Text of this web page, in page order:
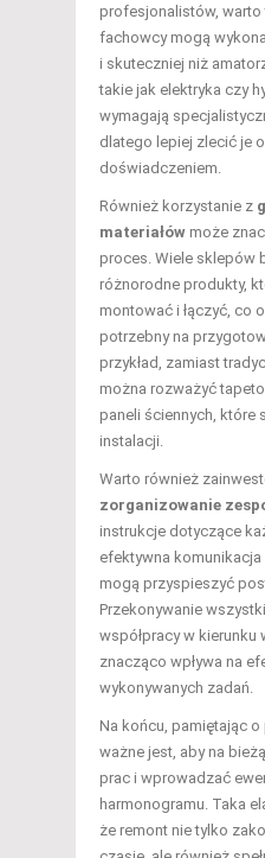
profesjonalistów,
fachowcy mogą
i skuteczniej niż
takie jak elektryka czy
wymagają
dlatego lepiej zlecić je
doświadczeniem.
Również korzystanie z
materiałów może
proces. Wiele sklepów
różnorodne produkty,
montować i łączyć, co
potrzebny na
przykład, zamiast
można rozważyć
paneli ściennych, które
instalacji.
Warto również
zorganizowanie
instrukcje dotyczące
efektywna
mogą przyspieszyć
Przekonywanie
współpracy w kierunku
znacząco wpływa na
wykonywanych zadań.
Na końcu, pamiętając o
ważne jest, aby na
prac i wprowadzać
harmonogramu. Taka
że remont nie tylko